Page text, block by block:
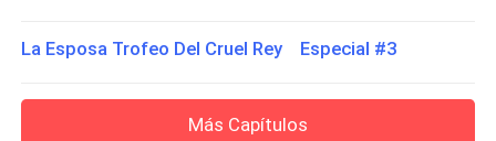
La Esposa Trofeo Del Cruel Rey Especial #3
Más Capítulos